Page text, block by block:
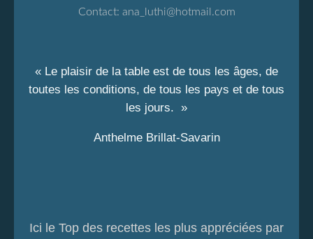
Contact: ana_luthi@hotmail.com
« Le plaisir de la table est de tous les âges, de
toutes les conditions, de tous les pays et de tous
les jours. »
Anthelme Brillat-Savarin
Ici le Top des recettes les plus appréciées par